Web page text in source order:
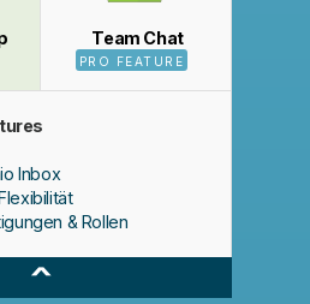
Team Chat
PRO FEATURE
Inbox
& Rollen
^